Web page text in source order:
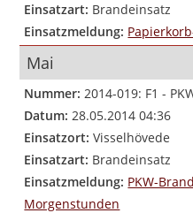
Einsatzart: Brandeinsatz
Einsatzmeldung:
Mai
Nummer: 2014-019: F1 -
Datum: 28.05.2014 04:36
Einsatzort: Visselhövede
Einsatzart: Brandeinsatz
Einsatzmeldung: PKW-
Morgenstunden